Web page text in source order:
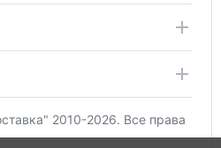
2010-2026. Все права